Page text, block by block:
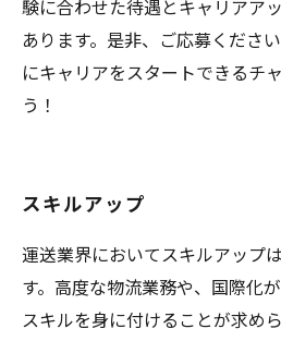
験に合わせた待遇とキャリアア
あります。是非、ご応募くださ
にキャリアをスタートできるチ
う！
スキルアップ
運送業界においてスキルアップ
す。高度な物流業務や、国際化
スキルを身に付けることが求め